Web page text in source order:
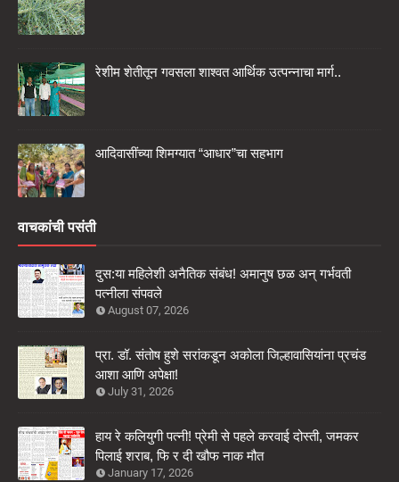
रेशीम शेतीतून गवसला शाश्वत आर्थिक उत्पन्नाचा मार्ग..
आदिवासींच्या शिमग्यात “आधार”चा सहभाग
वाचकांची पसंती
दुस:या महिलेशी अनैतिक संबंध! अमानुष छळ अन् गर्भवती
पत्नीला संपवले
August 07, 2026
प्रा. डॉ. संतोष हुशे सरांकडून अकोला जिल्हावासियांना प्रचंड
आशा आणि अपेक्षा!
July 31, 2026
हाय रे कलियुगी पत्नी! प्रेमी से पहले करवाई दोस्ती, जमकर
पिलाई शराब, फि र दी खौफ नाक मौत
January 17, 2026